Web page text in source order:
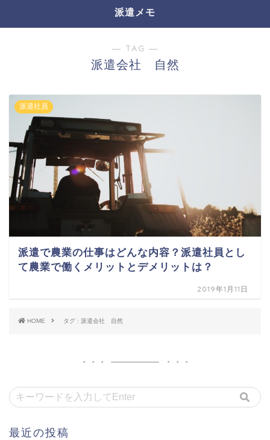
派遣メモ
― TAG ―
派遣会社 自然
派遣社員
派遣で農業の仕事はどんな内容？派遣社員とし
て農業で働くメリットとデメリットは？
2019年1月11日
HOME タグ : 派遣会社 自然
最近の投稿